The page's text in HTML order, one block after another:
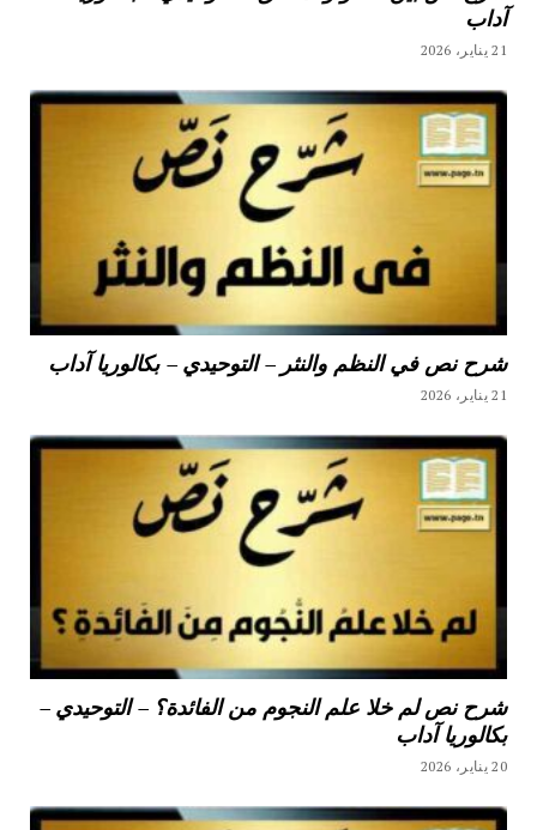
آداب
21 يناير، 2026
شرح نص في النظم والنثر – التوحيدي – بكالوريا آداب
21 يناير، 2026
شرح نص لم خلا علم النجوم من الفائدة؟ – التوحيدي –
بكالوريا آداب
20 يناير، 2026